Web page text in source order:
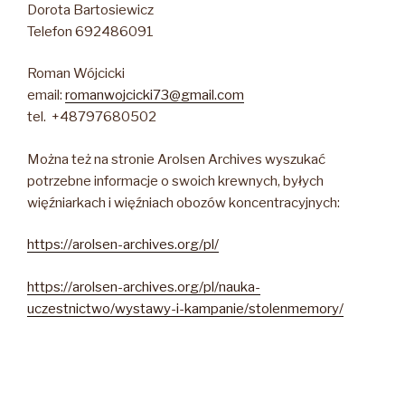
Dorota Bartosiewicz
Telefon 692486091
Roman Wójcicki
email: romanwojcicki73@gmail.com
tel. +48797680502
Można też na stronie Arolsen Archives wyszukać
potrzebne informacje o swoich krewnych, byłych
więźniarkach i więźniach obozów koncentracyjnych:
https://arolsen-archives.org/pl/
https://arolsen-archives.org/pl/nauka-
uczestnictwo/wystawy-i-kampanie/stolenmemory/